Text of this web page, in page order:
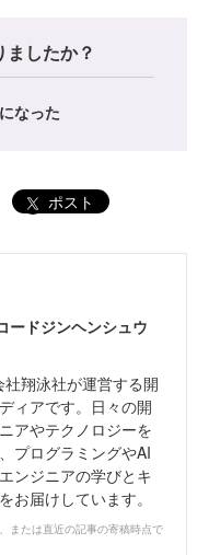
ましたか？
なった
ポスト
ドジンヘンシュウ
翔泳社が運営する開
ィアです。日々の開
アやテクノロジーを
プログラミングやAI
ンジニアの学びとキ
お届けしています。
または直近の記事の寄稿時点で